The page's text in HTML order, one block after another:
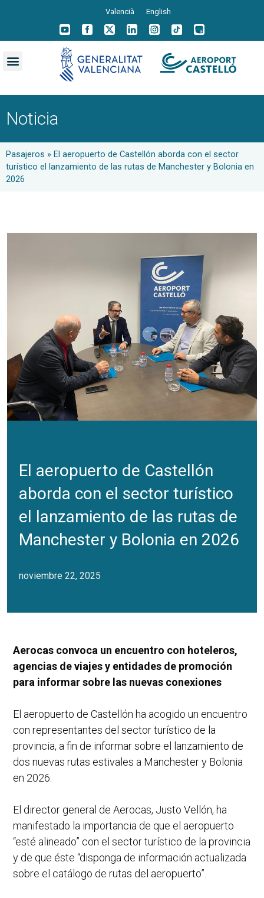
Valencià English
Noticia
Pasajeros » El aeropuerto de Castellón aborda con el sector
turístico el lanzamiento de las rutas de Manchester y Bolonia en
2026
El aeropuerto de Castellón
aborda con el sector turístico
el lanzamiento de las rutas de
Manchester y Bolonia en 2026
noviembre 22, 2025
Aerocas convoca un encuentro con hoteleros,
agencias de viajes y entidades de promoción
para informar sobre las nuevas conexiones
El aeropuerto de Castellón ha acogido un encuentro
con representantes del sector turístico de la
provincia, a fin de informar sobre el lanzamiento de
dos nuevas rutas estivales a Manchester y Bolonia
en 2026.
El director general de Aerocas, Justo Vellón, ha
manifestado la importancia de que el aeropuerto
“esté alineado” con el sector turístico de la provincia
y de que éste “disponga de información actualizada
sobre el catálogo de rutas del aeropuerto”.